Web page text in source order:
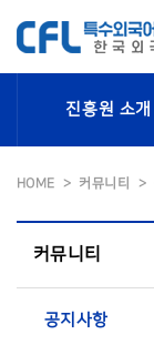
진흥원 소개
HOME 커뮤니티
커뮤니티
공지사항